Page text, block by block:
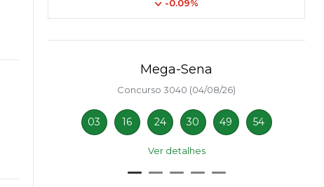
-0.09%
Mega-Sena
Concurso 3040 (04/08/26)
03 16 24 30 49 54
Ver detalhes